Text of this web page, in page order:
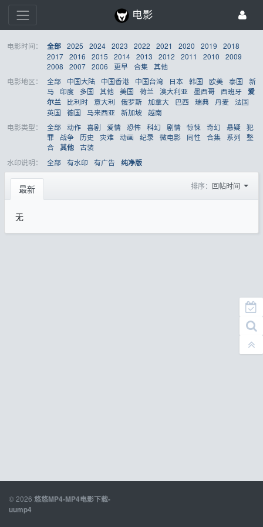
电影
电影时间： 全部 2025 2024 2023 2022 2021 2020 2019
2018
2017 2016 2015 2014 2013 2012 2011 2010
2009
2008
2007 2006 更早 合集 其他
电影地区：
全部 中国大陆 中国香港 中国台湾 日本 韩国 欧美 泰国
新
马
印度 多国 其他 美国 荷兰 澳大利亚 墨西哥 西班牙 爱
尔兰
比利时 意大利 俄罗斯 加拿大 巴西 瑞典 丹麦 法国
英国
德国 马来西亚 新加坡 越南
电影类型：
全部 动作 喜剧 爱情 恐怖 科幻 剧情 惊悚 奇幻 悬疑 犯
罪
战争 历史 灾难 动画 纪录 微电影 同性 合集 系列
整
合 其他 古装
水印说明：
全部 有水印 有广告 纯净版
最新 排序： 回帖时间
无
© 2026 悠悠MP4-MP4电影下载-
uump4